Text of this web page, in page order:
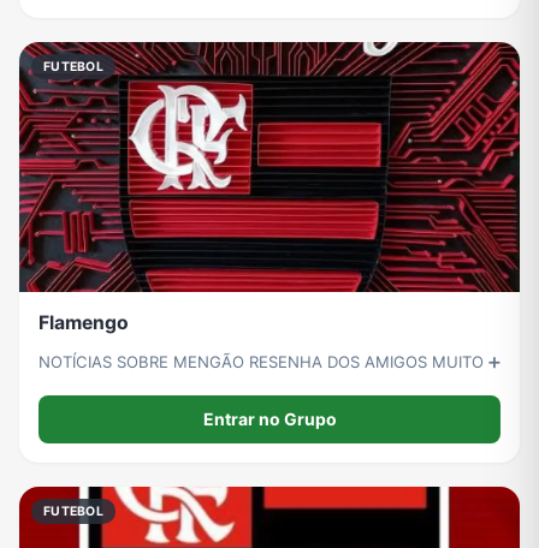
FUTEBOL
Flamengo
NOTÍCIAS SOBRE MENGÃO RESENHA DOS AMIGOS MUITO ➕
Entrar no Grupo
FUTEBOL